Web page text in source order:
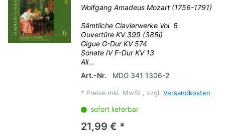
Wolfgang Amadeus Mozart (1756-1791)
Sämtliche Clavierwerke Vol. 6
Ouvertüre KV 399 (385i)
Gigue G-Dur KV 574
Sonate IV F-Dur KV 13
All...
Art.-Nr.
MDG 341 1306-2
* Preise inkl. MwSt., zzgl. Versandkosten
sofort lieferbar
21,99 € *